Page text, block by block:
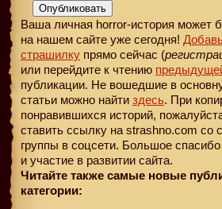
Опубликовать
Ваша личная horror-история может
на нашем сайте уже сегодня!
страшилку прямо сейчас (
или перейдите к чтению
публикации. Не вошедшие в
статьи можно найти здесь. При
понравившихся историй,
ставить ссылку на strashno.com со
группы в соцсети. Большое
и участие в развитии сайта.
Читайте также самые новые
категории: